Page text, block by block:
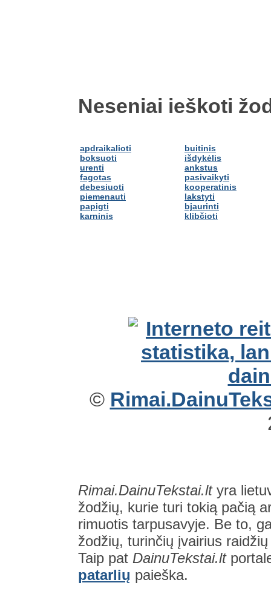
Neseniai ieškoti
apdraikalioti
boksuoti
urenti
fagotas
debesiuoti
piemenauti
papigti
karninis
buitinis
išdykėlis
ankstus
pasivaikyti
kooperatinis
lakstyti
bjaurinti
klibčioti
©
Rimai.DainuTekstai.ltyra
žodžių, kurie turi tokią pačią
rimuotis tarpusavyje. Be to,
žodžių, turinčių įvairius
Taip pat DainuTekstai.lt
patarlių paieška.